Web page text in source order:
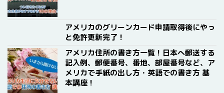
アメリカのグリーンカード申請取得後にやっ
と免許更新完了！
アメリカ住所の書き方一覧！日本へ郵送する
記入例、郵便番号、番地、部屋番号など、ア
メリカで手紙の出し方・英語での書き方 基
本講座！